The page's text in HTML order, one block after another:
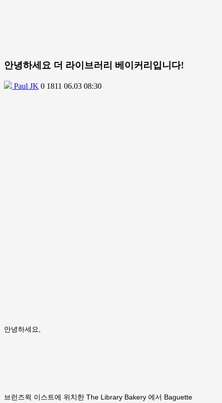
안녕하세요 더 라이브러리 베이커리입니다!
Paul JK 0 1811 06.03 08:30
안녕하세요,
브런즈윅 이스트에 위치한 The Library Bakery 에서 Baguette